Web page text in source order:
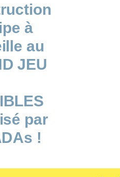
à
au
JEU
par
!